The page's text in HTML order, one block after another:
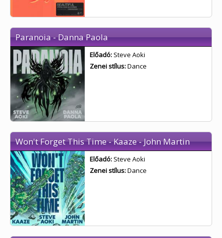
Paranoia - Danna Paola
Előadó: Steve Aoki
Zenei stílus:Dance
Won't Forget This Time - Kaaze - John Martin
Előadó: Steve Aoki
Zenei stílus:Dance